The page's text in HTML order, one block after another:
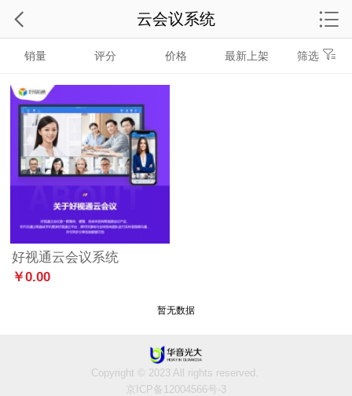
销量 评分 价格 最新上架 筛选
好视通云会议系统
￥0.00
暂无数据
云会议系统
Copyright © 2023 All rights reserved.
京ICP备12004566号-3